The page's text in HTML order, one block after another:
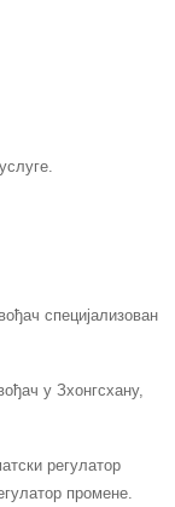
специјализован
у Зхонгсхану,
регулатор
промене.